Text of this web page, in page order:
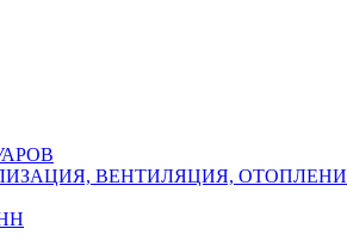
ВЕНТИЛЯЦИЯ, ОТОПЛЕНИ